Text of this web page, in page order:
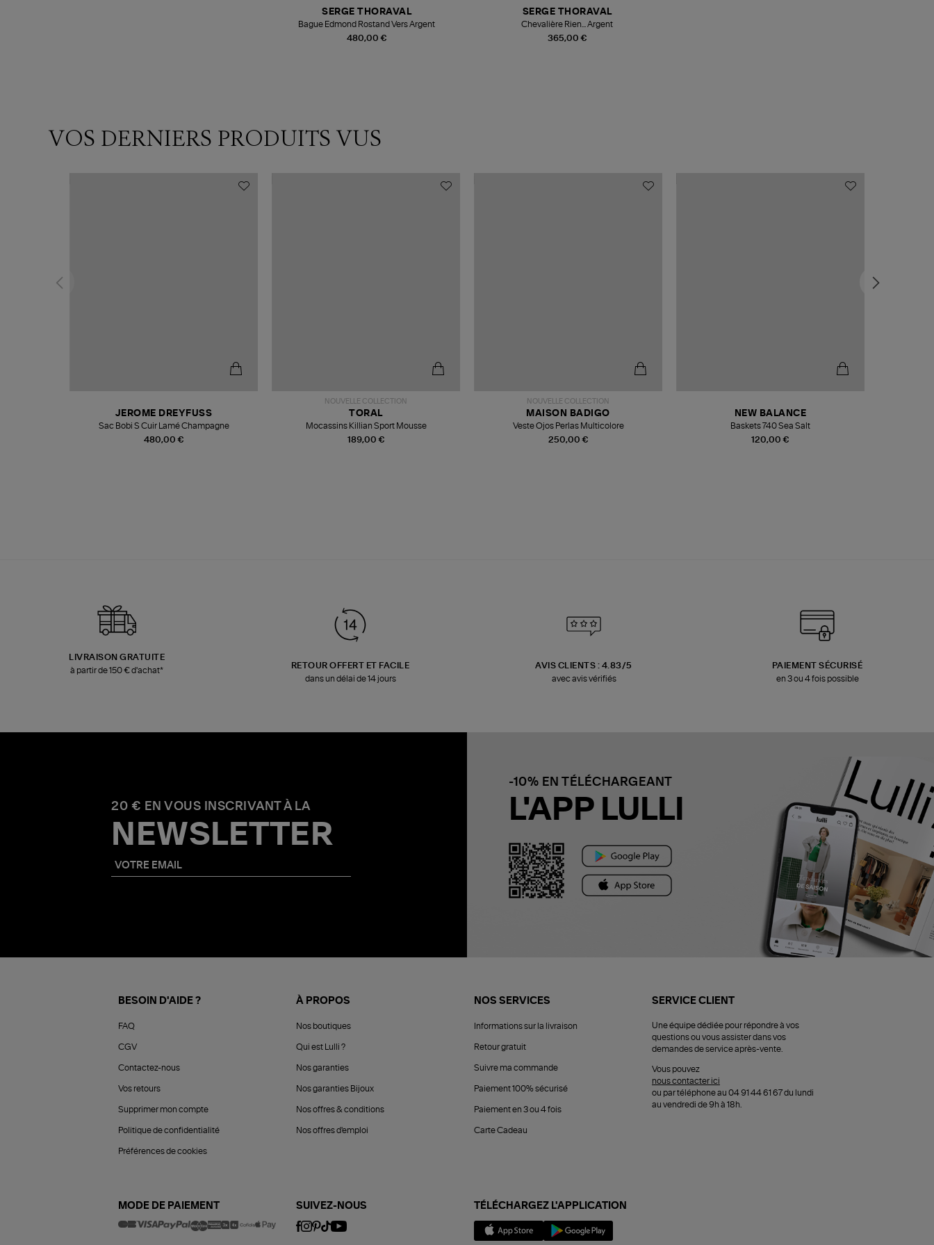
480,00 €
SERGE THORAVAL
Bague Edmond Rostand Vers Argent
365,00 €
SERGE THORAVAL
Chevalière Rien... Argent
VOS DERNIERS PRODUITS VUS
480,00 €
JEROME DREYFUSS
Sac Bobi S Cuir Lamé Champagne
NOUVELLE COLLECTION
189,00 €
TORAL
Mocassins Killian Sport Mousse
NOUVELLE COLLECTION
250,00 €
MAISON BADIGO
Veste Ojos Perlas Multicolore
120,00 €
NEW BALANCE
Baskets 740 Sea Salt
LIVRAISON GRATUITE
à partir de 150 € d'achat*
RETOUR OFFERT ET FACILE
dans un délai de 14 jours
AVIS CLIENTS : 4.83/5
avec avis vérifiés
PAIEMENT SÉCURISÉ
en 3 ou 4 fois possible
20 € EN VOUS INSCRIVANT À LA
NEWSLETTER
-10% EN TÉLÉCHARGEANT
L'APP LULLI
BESOIN D'AIDE ?
FAQ
CGV
Contactez-nous
Vos retours
Supprimer mon compte
Politique de confidentialité
Préférences de cookies
À PROPOS
Nos boutiques
Qui est Lulli ?
Nos garanties
Nos garanties Bijoux
Nos offres & conditions
Nos offres d'emploi
NOS SERVICES
Informations sur la livraison
Retour gratuit
Suivre ma commande
Paiement 100% sécurisé
Paiement en 3 ou 4 fois
Carte Cadeau
SERVICE CLIENT
Une équipe dédiée pour répondre à vos
questions ou vous assister dans vos
demandes de service après-vente.
Vous pouvez
nous contacter ici
ou par téléphone au 04 91 44 61 67 du lundi
au vendredi de 9h à 18h.
MODE DE PAIEMENT SUIVEZ-NOUS TÉLÉCHARGEZ L'APPLICATION